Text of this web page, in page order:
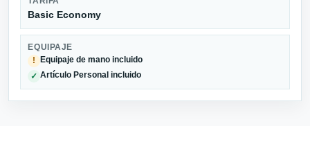
Basic Economy
EQUIPAJE
!
Equipaje de mano incluido
✓ Artículo Personal incluido